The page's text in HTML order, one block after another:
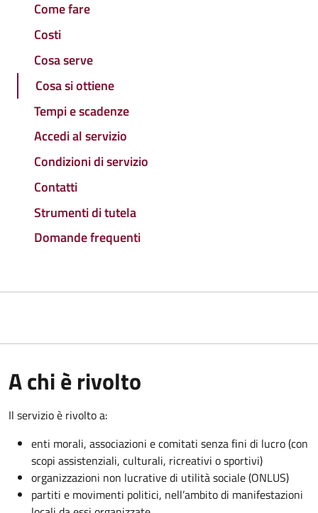
Come fare
Costi
Cosa serve
Cosa si ottiene
Tempi e scadenze
Accedi al servizio
Condizioni di servizio
Contatti
Strumenti di tutela
Domande frequenti
A chi è rivolto
Il servizio è rivolto a:
enti morali, associazioni e comitati senza fini di lucro (con
scopi assistenziali, culturali, ricreativi o sportivi)
organizzazioni non lucrative di utilità sociale (ONLUS)
partiti e movimenti politici, nell’ambito di manifestazioni